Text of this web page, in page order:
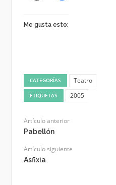
Me gusta esto:
CATEGORÍAS Teatro
ETIQUETAS 2005
Artículo anterior
Pabellón
Artículo siguiente
Asfixia